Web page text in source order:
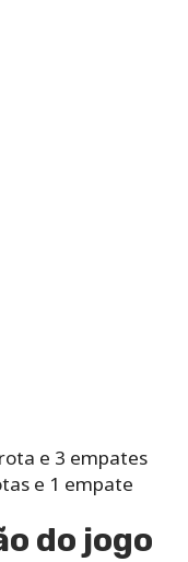
e 3 empates
e 1 empate
do jogo